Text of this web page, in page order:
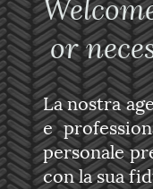
or
La nostra
e
personale
con la sua